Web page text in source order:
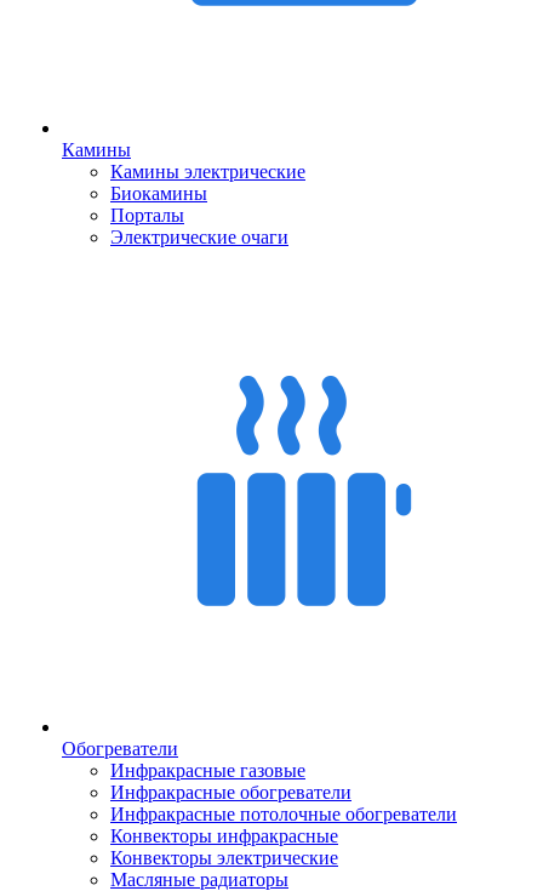
Камины
Камины электрические
Биокамины
Порталы
Электрические очаги
Обогреватели
Инфракрасные газовые
Инфракрасные обогреватели
Инфракрасные потолочные обогреватели
Конвекторы инфракрасные
Конвекторы электрические
Масляные радиаторы